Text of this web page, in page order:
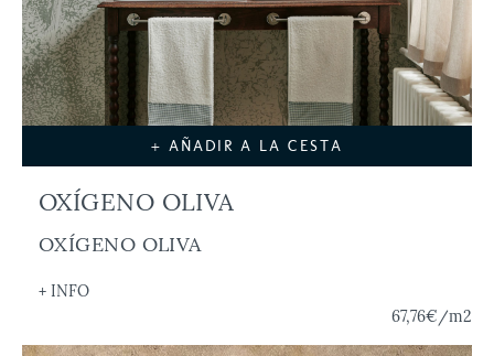
+ AÑADIR A LA CESTA
OXÍGENO OLIVA
OXÍGENO OLIVA
+ INFO
67,76€ /m2